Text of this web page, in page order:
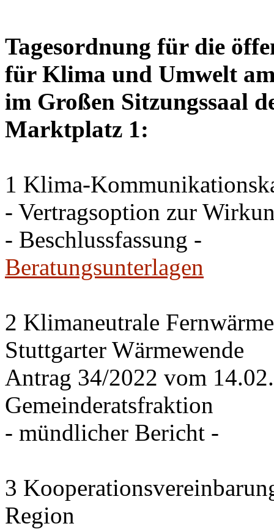
Tagesordnung für die
für Klima und Umwelt
im Großen Sitzungssaal
Marktplatz 1:
1 Klima-
- Vertragsoption zur
- Beschlussfassung -
Beratungsunterlagen
2 Klimaneutrale
Stuttgarter Wärmewende
Antrag 34/2022 vom
Gemeinderatsfraktion
- mündlicher Bericht -
3
Region